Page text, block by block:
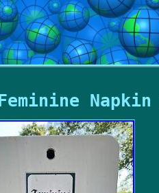
Napkin